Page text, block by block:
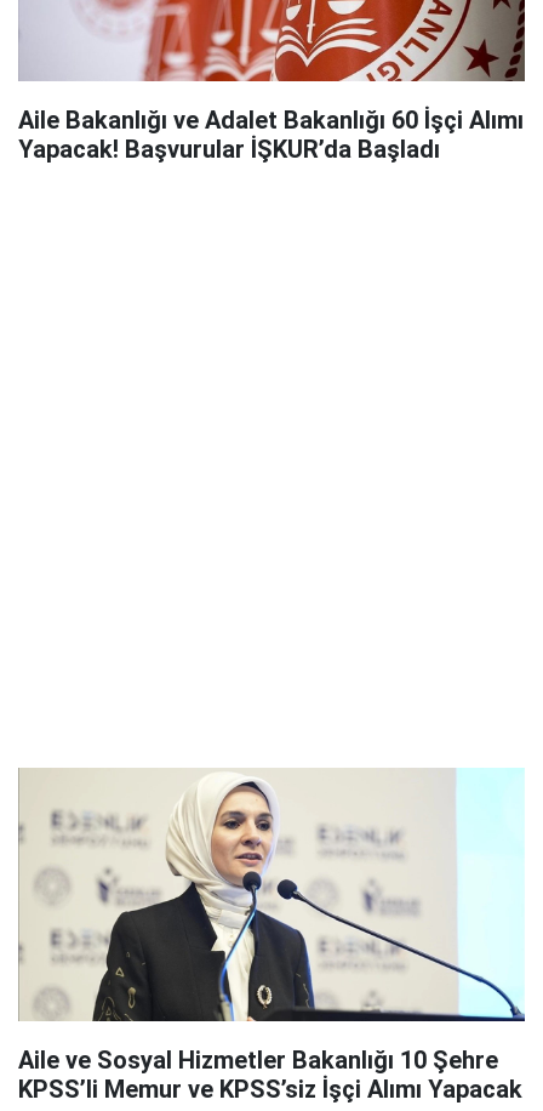
Aile Bakanlığı ve Adalet Bakanlığı 60 İşçi Alımı
Yapacak! Başvurular İŞKUR’da Başladı
Aile ve Sosyal Hizmetler Bakanlığı 10 Şehre
KPSS’li Memur ve KPSS’siz İşçi Alımı Yapacak